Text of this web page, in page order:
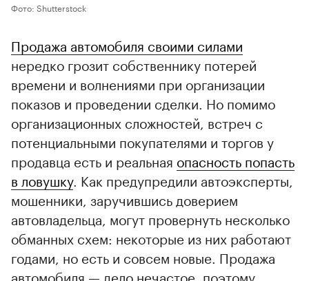
Фото: Shutterstock
Продажа автомобиля своими силами
нередко грозит собственнику потерей
времени и волнениями при организации
показов и проведении сделки. Но помимо
организационных сложностей, встреч с
потенциальными покупателями и торгов у
продавца есть и реальная опасность попасть
в ловушку. Как предупредили автоэксперты,
мошенники, заручившись доверием
автовладельца, могут провернуть несколько
обманных схем: некоторые из них работают
годами, но есть и совсем новые. Продажа
автомобиля — дело нечастое, поэтому